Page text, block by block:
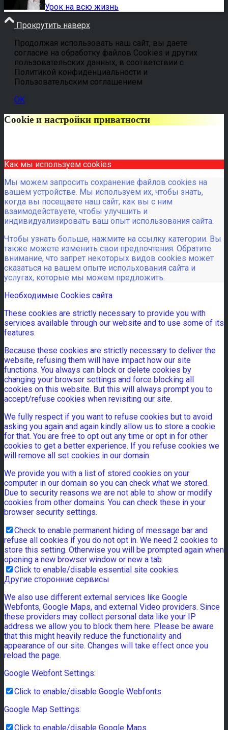
Урок на всю жизнь
Прокрутить наверх
Продолжая использовать наш сайт, вы даете
согласие на обработку файлов Cookies и других
пользовательских данных, в соответствии с
Политикой конфиденциальности и
Пользовательским соглашением
OK
Cookie и настройки приватности
Как мы используем cookies
Мы можем запросить сохранение файлов cookies на
вашем устройстве. Мы используем их, чтобы знать,
когда вы посещаете наш сайт, как вы с ним
взаимодействуете, чтобы улучшить и
индивидуализировать ваш опыт использования сайта.
Чтобы узнать больше, нажмите на ссылку категории. Вы
также можете изменить свои предпочтения. Обратите
внимание, что запрет некоторых видов cookies может
сказаться на вашем опыте испольхования сайта и
услугах, которые мы можем предложить.
Необходимые Cookies сайта
These cookies are strictly necessary to provide you with
services available through our website and to use some of its
features.
Because these cookies are strictly necessary to deliver the
website, refusing them will have impact how our site
functions. You always can block or delete cookies by
changing your browser settings and force blocking all
cookies on this website. But this will always prompt you to
accept/refuse cookies when revisiting our site.
We fully respect if you want to refuse cookies but to avoid
asking you again and again kindly allow us to store a cookie
for that. You are free to opt out any time or opt in for other
cookies to get a better experience. If you refuse cookies we
will remove all set cookies in our domain.
We provide you with a list of stored cookies on your
computer in our domain so you can check what we stored.
Due to security reasons we are not able to show or modify
cookies from other domains. You can check these in your
browser security settings.
Check to enable permanent hiding of message bar and
refuse all cookies if you do not opt in. We need 2 cookies to
store this setting. Otherwise you will be prompted again when
opening a new browser window or new a tab.
Click to enable/disable essential site cookies.
Другие сторонние сервисы
We also use different external services like Google
Webfonts, Google Maps, and external Video providers. Since
these providers may collect personal data like your IP
address we allow you to block them here. Please be aware
that this might heavily reduce the functionality and
appearance of our site. Changes will take effect once you
reload the page.
Google Webfont Settings:
Click to enable/disable Google Webfonts.
Google Map Settings:
Click to enable/disable Google Maps.